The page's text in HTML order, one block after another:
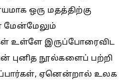
ஒரு மதத்திற்கு
உள்ளே இருப்போரைவிட
புனித நூல்களைப் பற்றி
ஏனென்றால் உலக